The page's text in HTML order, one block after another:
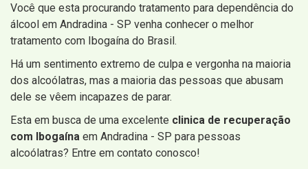
Você que esta procurando tratamento para dependência do
álcool em Andradina - SP venha conhecer o melhor
tratamento com Ibogaína do Brasil.
Há um sentimento extremo de culpa e vergonha na maioria
dos alcoólatras, mas a maioria das pessoas que abusam
dele se vêem incapazes de parar.
Esta em busca de uma excelente clinica de recuperação
com Ibogaína em Andradina - SP para pessoas
alcoólatras? Entre em contato conosco!